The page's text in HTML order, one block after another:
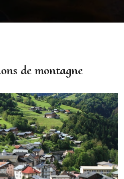
de montagne